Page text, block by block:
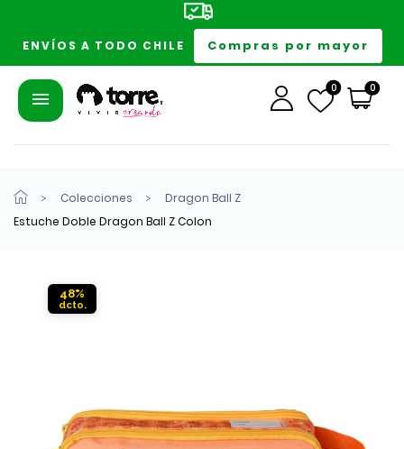
ENVÍOS A TODO CHILE Compras por mayor
0 0
Colecciones
Dragon Ball Z
Estuche Doble Dragon Ball Z Colon
48%